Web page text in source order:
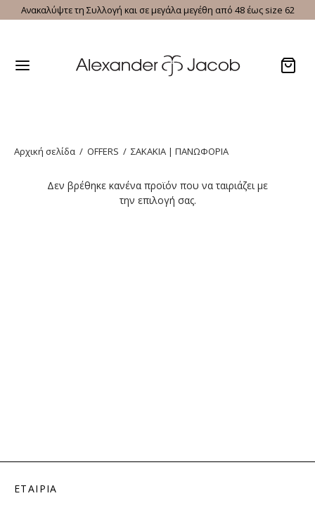
Ανακαλύψτε τη Συλλογή και σε μεγάλα μεγέθη από 48 έως size 62
Αρχική σελίδα / OFFERS / ΣΑΚΑΚΙΑ | ΠΑΝΩΦΟΡΙΑ
Δεν βρέθηκε κανένα προϊόν που να ταιριάζει με
την επιλογή σας.
ΕΤΑΙΡΙΑ